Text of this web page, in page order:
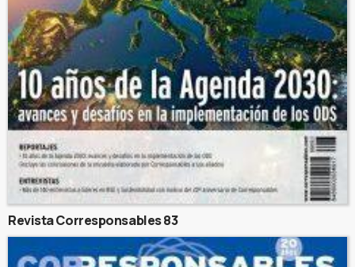
Revista Corresponsables 83